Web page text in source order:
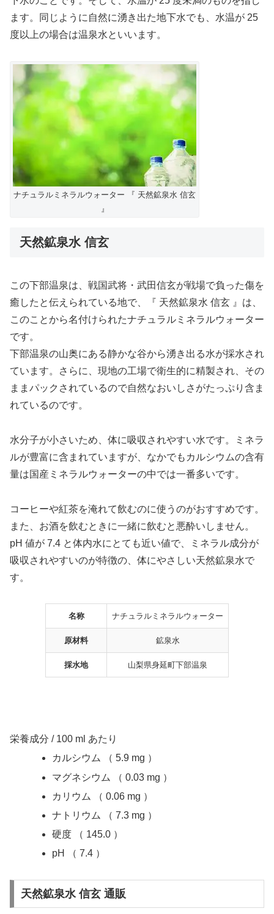
ます。同じように自然に湧き出た地下水でも、水温が 25
度以上の場合は温泉水といいます。
ナチュラルミネラルウォーター 『 天然鉱泉水 信玄
』
天然鉱泉水 信玄
この下部温泉は、戦国武将・武田信玄が戦場で負った傷を
癒したと伝えられている地で、『 天然鉱泉水 信玄 』は、
このことから名付けられたナチュラルミネラルウォーター
です。
下部温泉の山奥にある静かな谷から湧き出る水が採水され
ています。さらに、現地の工場で衛生的に精製され、その
ままパックされているので自然なおいしさがたっぷり含ま
れているのです。
水分子が小さいため、体に吸収されやすい水です。ミネラ
ルが豊富に含まれていますが、なかでもカルシウムの含有
量は国産ミネラルウォーターの中では一番多いです。
コーヒーや紅茶を淹れて飲むのに使うのがおすすめです。
また、お酒を飲むときに一緒に飲むと悪酔いしません。
pH 値が 7.4 と体内水にとても近い値で、ミネラル成分が
吸収されやすいのが特徴の、体にやさしい天然鉱泉水で
す。
名称 ナチュラルミネラルウォーター
原材料 鉱泉水
採水地 山梨県身延町下部温泉
栄養成分 / 100 ml あたり
カルシウム （ 5.9 mg ）
マグネシウム （ 0.03 mg ）
カリウム （ 0.06 mg ）
ナトリウム （ 7.3 mg ）
硬度 （ 145.0 ）
pH （ 7.4 ）
天然鉱泉水 信玄 通販